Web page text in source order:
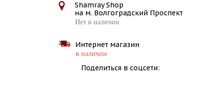
Shamray Shop
на м. Волгоградский Проспект
Нет в наличии
Интернет магазин
в наличии
Поделиться в соцсети: